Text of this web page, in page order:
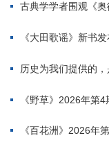
古典学学者围观《奥德
《大田歌谣》新书
历史为我们提供的，
《野草》2026年第
《百花洲》2026年